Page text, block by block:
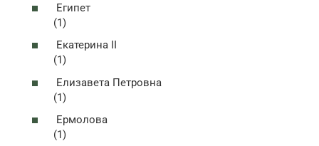
Египет
(1)
Екатерина II
(1)
Елизавета Петровна
(1)
Ермолова
(1)